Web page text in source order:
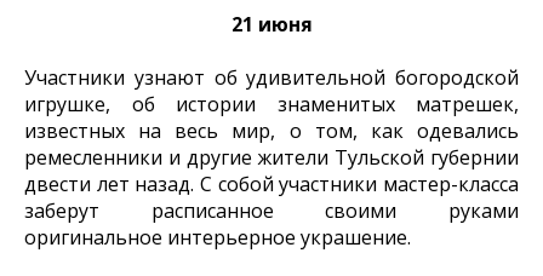
21 июня
Участники узнают об удивительной богородской
игрушке, об истории знаменитых матрешек,
известных на весь мир, о том, как одевались
ремесленники и другие жители Тульской губернии
двести лет назад. С собой участники мастер-класса
заберут расписанное своими руками
оригинальное интерьерное украшение.